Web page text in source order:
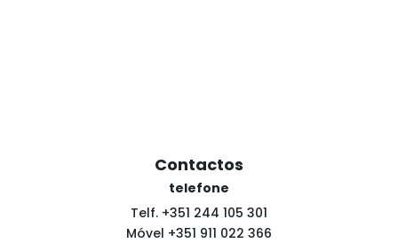
Contactos
telefone
Telf. +351 244 105 301
Móvel +351 911 022 366